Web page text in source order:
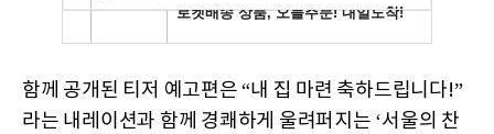
함께 공개된 티저 예고편은 “내 집 마련 축하드립니다!”​
라는 내레이션과 함께 경쾌하게 울려퍼지는 ‘서울의 찬